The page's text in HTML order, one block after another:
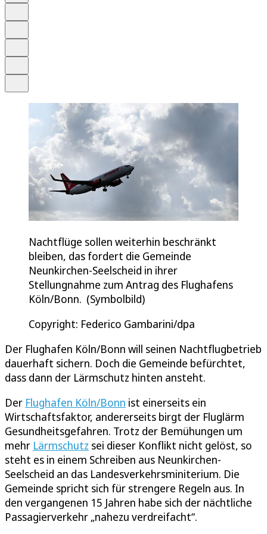
Nachtflüge sollen weiterhin beschränkt
bleiben, das fordert die Gemeinde
Neunkirchen-Seelscheid in ihrer
Stellungnahme zum Antrag des Flughafens
Köln/Bonn. (Symbolbild)
Copyright: Federico Gambarini/dpa
Der Flughafen Köln/Bonn will seinen Nachtflugbetrieb
dauerhaft sichern. Doch die Gemeinde befürchtet,
dass dann der Lärmschutz hinten ansteht.
Der Flughafen Köln/Bonn ist einerseits ein
Wirtschaftsfaktor, andererseits birgt der Fluglärm
Gesundheitsgefahren. Trotz der Bemühungen um
mehr Lärmschutz sei dieser Konflikt nicht gelöst, so
steht es in einem Schreiben aus Neunkirchen-
Seelscheid an das Landesverkehrsminiterium. Die
Gemeinde spricht sich für strengere Regeln aus. In
den vergangenen 15 Jahren habe sich der nächtliche
Passagierverkehr „nahezu verdreifacht“.